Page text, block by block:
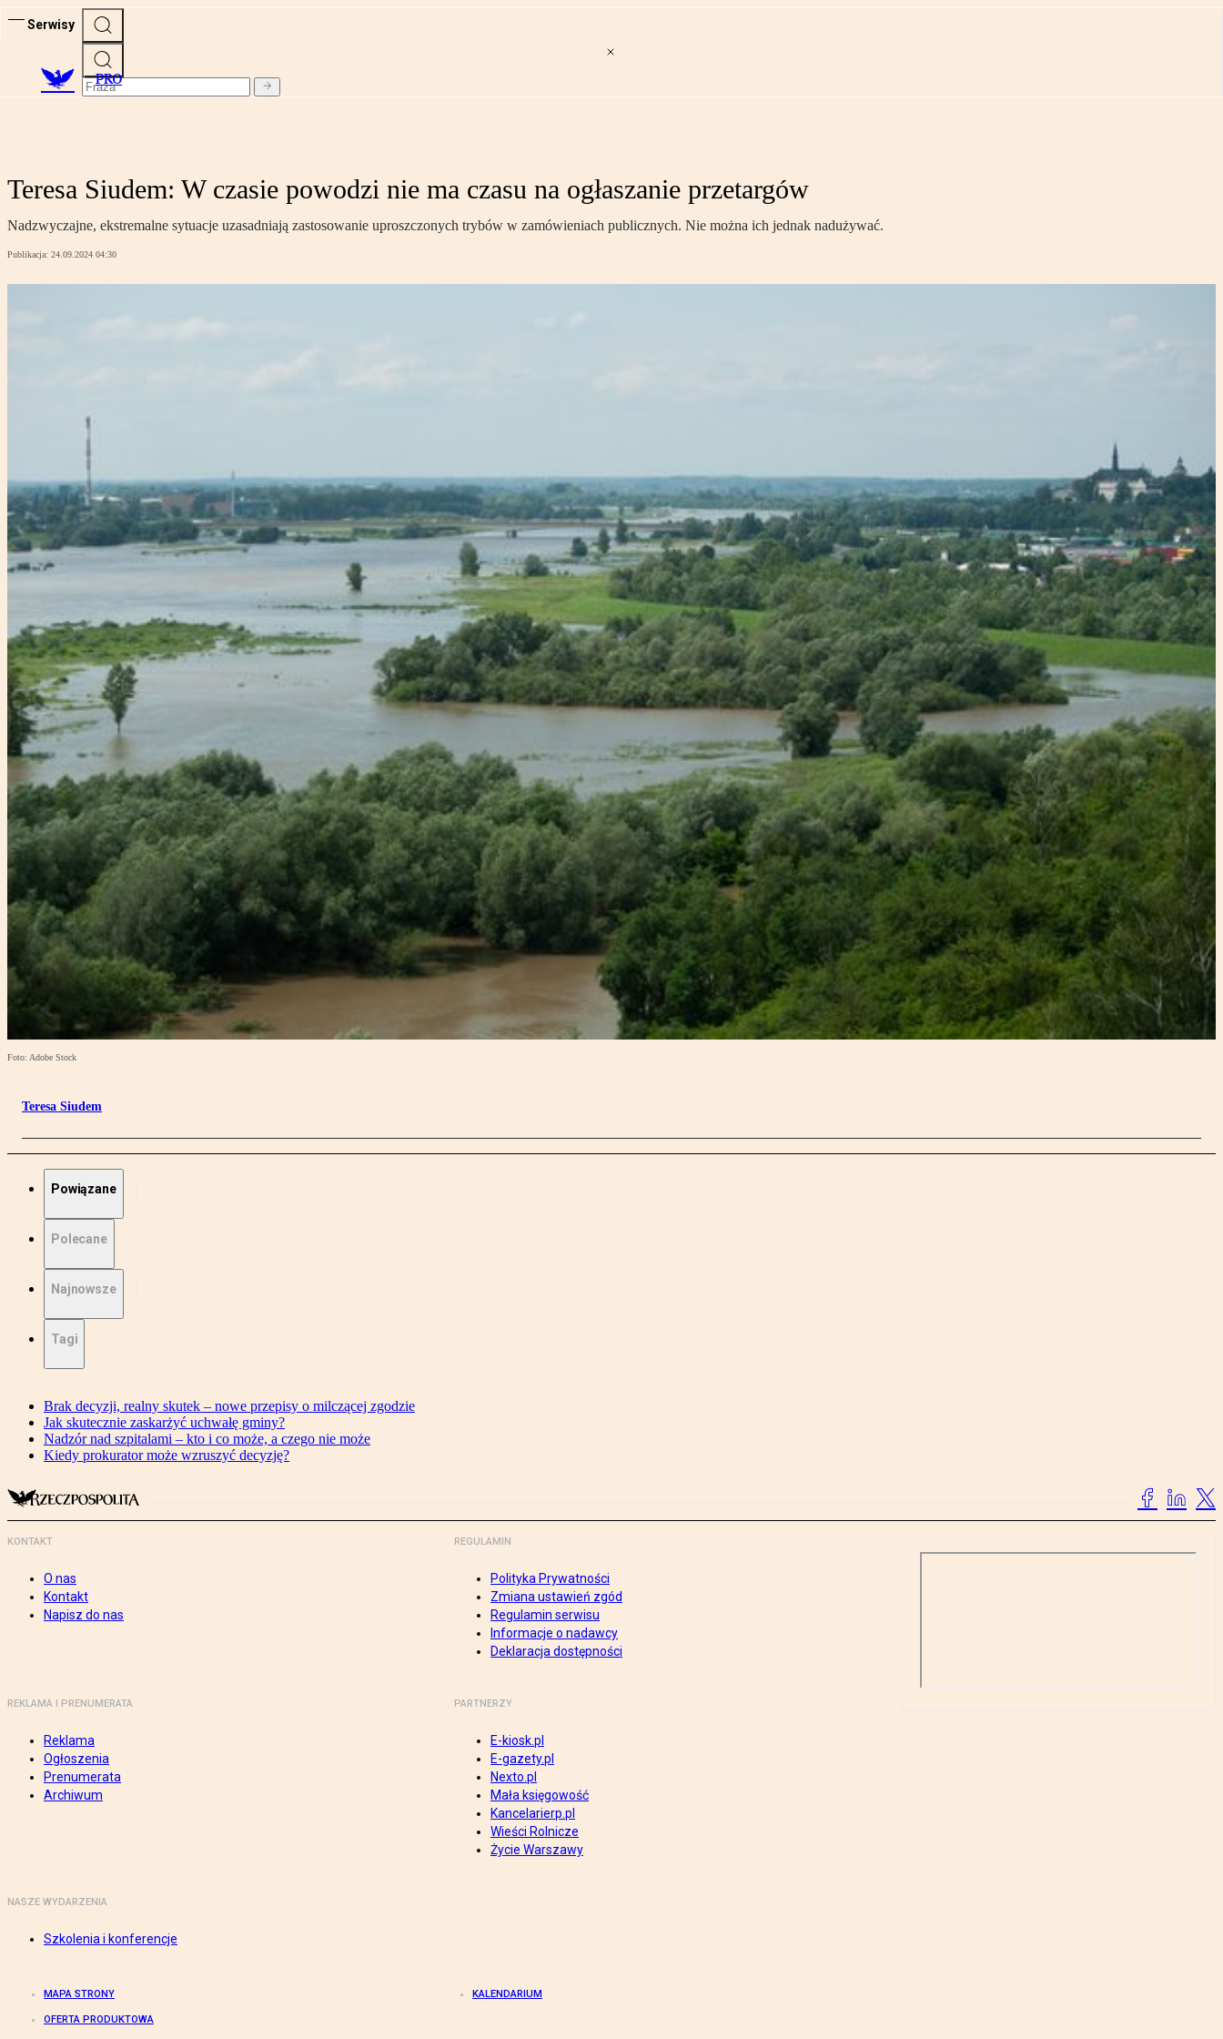
Serwisy
PRO
Teresa Siudem: W czasie powodzi nie ma czasu na ogłaszanie przetargów
Nadzwyczajne, ekstremalne sytuacje uzasadniają zastosowanie uproszczonych trybów w zamówieniach publicznych. Nie można ich jednak nadużywać.
Publikacja: 24.09.2024 04:30
Foto: Adobe Stock
Teresa Siudem
Powiązane
Polecane
Najnowsze
Tagi
Brak decyzji, realny skutek – nowe przepisy o milczącej zgodzie
Jak skutecznie zaskarżyć uchwałę gminy?
Nadzór nad szpitalami – kto i co może, a czego nie może
Kiedy prokurator może wzruszyć decyzję?
KONTAKT
O nas
Kontakt
Napisz do nas
REGULAMIN
Polityka Prywatności
Zmiana ustawień zgód
Regulamin serwisu
Informacje o nadawcy
Deklaracja dostępności
REKLAMA I PRENUMERATA
Reklama
Ogłoszenia
Prenumerata
Archiwum
PARTNERZY
E-kiosk.pl
E-gazety.pl
Nexto.pl
Mała księgowość
Kancelarierp.pl
Wieści Rolnicze
Życie Warszawy
NASZE WYDARZENIA
Szkolenia i konferencje
MAPA STRONY KALENDARIUM
OFERTA PRODUKTOWA